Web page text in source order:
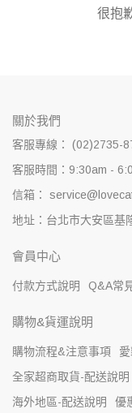
很抱
關於我們
客服專線： (02)2735-
客服時間：9:30am -
信箱：
地址：台北市大安區基
會員中心
付款方式說明 Q&A常
購物&貨運說明
購物流程&注意事項
全家超商取貨-配送說明
海外地區-配送說明
優